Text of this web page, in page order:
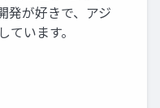
発が好きで、アジ
います。